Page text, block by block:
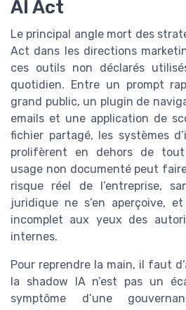
AI Act
Le principal angle mort des
Act dans les directions
ces outils non déclarés
quotidien. Entre un prompt
grand public, un plugin de
emails et une application de
fichier partagé, les systèmes
prolifèrent en dehors de
usage non documenté peut
risque réel de l’entreprise,
juridique ne s’en aperçoive,
incomplet aux yeux des
internes.
Pour reprendre la main, il faut
la shadow IA n’est pas un
symptôme d’une